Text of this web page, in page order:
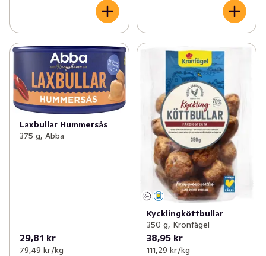
Laxbullar Hummersås
375 g, Abba
29,81 kr
79,49 kr /kg
Kycklingköttbullar
350 g, Kronfågel
38,95 kr
111,29 kr /kg